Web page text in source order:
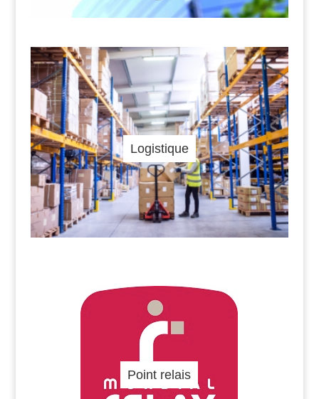
Logistique
Point relais